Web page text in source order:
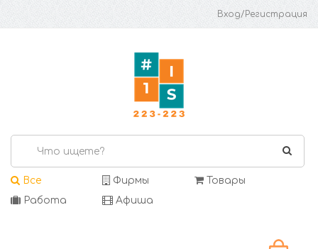
Вход/Регистрация
Все Фирмы
Товары
Работа
Афиша